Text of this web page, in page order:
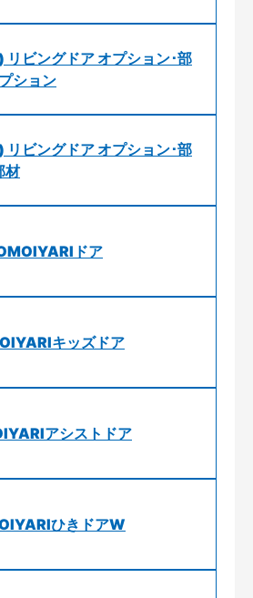
ビングドア オプション･部
ション
ビングドア オプション･部
材
ドア
キッズドア
アシストドア
ひきドアW